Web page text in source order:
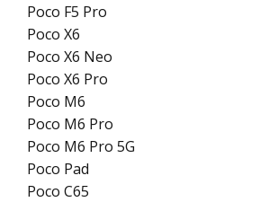
Poco F5 Pro
Poco X6
Poco X6 Neo
Poco X6 Pro
Poco M6
Poco M6 Pro
Poco M6 Pro 5G
Poco Pad
Poco C65